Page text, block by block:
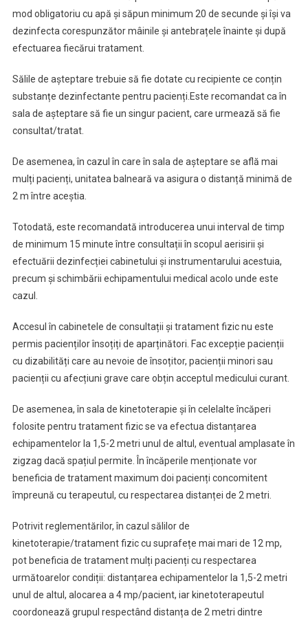
mod obligatoriu cu apă și săpun minimum 20 de secunde și își va
dezinfecta corespunzător mâinile și antebrațele înainte și după
efectuarea fiecărui tratament.
Sălile de așteptare trebuie să fie dotate cu recipiente ce conțin
substanțe dezinfectante pentru pacienți.Este recomandat ca în
sala de așteptare să fie un singur pacient, care urmează să fie
consultat/tratat.
De asemenea, în cazul în care în sala de așteptare se află mai
mulți pacienți, unitatea balneară va asigura o distanță minimă de
2 m între aceștia.
Totodată, este recomandată introducerea unui interval de timp
de minimum 15 minute între consultații în scopul aerisirii și
efectuării dezinfecției cabinetului și instrumentarului acestuia,
precum și schimbării echipamentului medical acolo unde este
cazul.
Accesul în cabinetele de consultații și tratament fizic nu este
permis pacienților însoțiți de aparținători. Fac excepție pacienții
cu dizabilități care au nevoie de însoțitor, pacienții minori sau
pacienții cu afecțiuni grave care obțin acceptul medicului curant.
De asemenea, în sala de kinetoterapie și în celelalte încăperi
folosite pentru tratament fizic se va efectua distanțarea
echipamentelor la 1,5-2 metri unul de altul, eventual amplasate în
zigzag dacă spațiul permite. În încăperile menționate vor
beneficia de tratament maximum doi pacienți concomitent
împreună cu terapeutul, cu respectarea distanței de 2 metri.
Potrivit reglementărilor, în cazul sălilor de
kinetoterapie/tratament fizic cu suprafețe mai mari de 12 mp,
pot beneficia de tratament mulți pacienți cu respectarea
următoarelor condiții: distanțarea echipamentelor la 1,5-2 metri
unul de altul, alocarea a 4 mp/pacient, iar kinetoterapeutul
coordonează grupul respectând distanța de 2 metri dintre